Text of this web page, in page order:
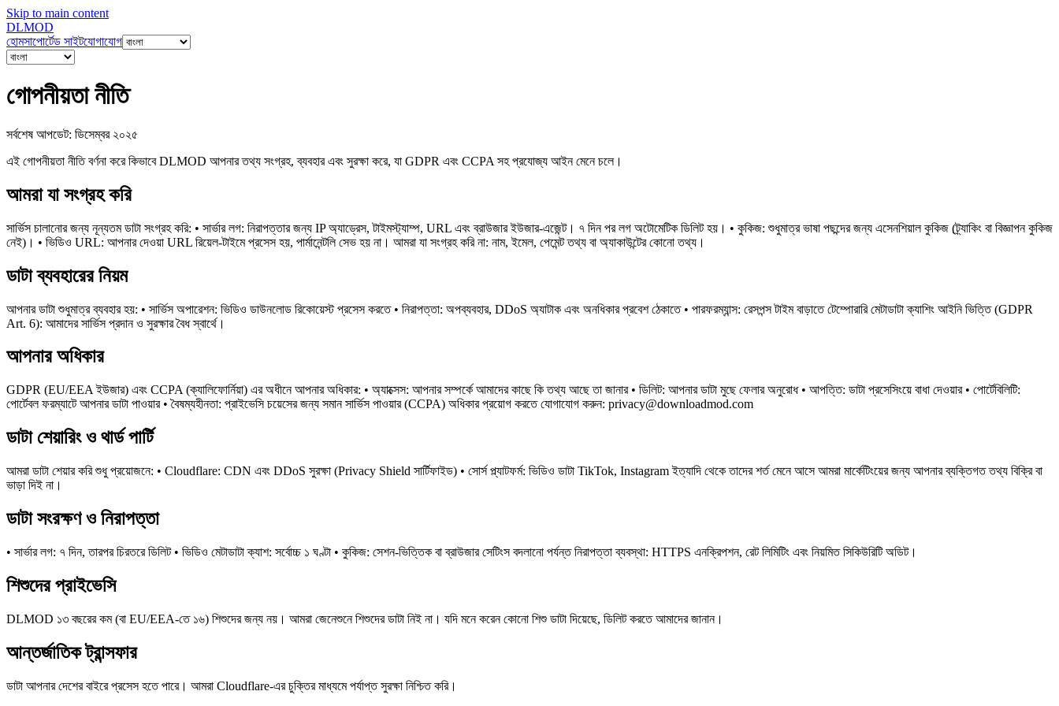
Skip to main content
DLMOD
হোমসাপোর্টেড সাইটযোগাযোগ
গোপনীয়তা নীতি
সর্বশেষ আপডেট: ডিসেম্বর ২০২৫
এই গোপনীয়তা নীতি বর্ণনা করে কিভাবে DLMOD আপনার তথ্য সংগ্রহ, ব্যবহার এবং সুরক্ষা করে, যা GDPR এবং CCPA সহ প্রযোজ্য আইন মেনে চলে।
আমরা যা সংগ্রহ করি
সার্ভিস চালানোর জন্য নূন্যতম ডাটা সংগ্রহ করি: • সার্ভার লগ: নিরাপত্তার জন্য IP অ্যাড্রেস, টাইমস্ট্যাম্প, URL এবং ব্রাউজার ইউজার-এজেন্ট। ৭ দিন পর লগ অটোমেটিক ডিলিট হয়। • কুকিজ: শুধুমাত্র ভাষা পছন্দের জন্য এসেনশিয়াল কুকিজ (ট্র্যাকিং বা বিজ্ঞাপন কুকিজ
নেই)। • ভিডিও URL: আপনার দেওয়া URL রিয়েল-টাইমে প্রসেস হয়, পার্মানেন্টলি সেভ হয় না। আমরা যা সংগ্রহ করি না: নাম, ইমেল, পেমেন্ট তথ্য বা অ্যাকাউন্টের কোনো তথ্য।
ডাটা ব্যবহারের নিয়ম
আপনার ডাটা শুধুমাত্র ব্যবহার হয়: • সার্ভিস অপারেশন: ভিডিও ডাউনলোড রিকোয়েস্ট প্রসেস করতে • নিরাপত্তা: অপব্যবহার, DDoS অ্যাটাক এবং অনধিকার প্রবেশ ঠেকাতে • পারফরম্যান্স: রেসপন্স টাইম বাড়াতে টেম্পোরারি মেটাডাটা ক্যাশিং আইনি ভিত্তি (GDPR
Art. 6): আমাদের সার্ভিস প্রদান ও সুরক্ষার বৈধ স্বার্থে।
আপনার অধিকার
GDPR (EU/EEA ইউজার) এবং CCPA (ক্যালিফোর্নিয়া) এর অধীনে আপনার অধিকার: • অ্যাক্সেস: আপনার সম্পর্কে আমাদের কাছে কি তথ্য আছে তা জানার • ডিলিট: আপনার ডাটা মুছে ফেলার অনুরোধ • আপত্তি: ডাটা প্রসেসিংয়ে বাধা দেওয়ার • পোর্টেবিলিটি:
পোর্টেবল ফরম্যাটে আপনার ডাটা পাওয়ার • বৈষম্যহীনতা: প্রাইভেসি চয়েসের জন্য সমান সার্ভিস পাওয়ার (CCPA) অধিকার প্রয়োগ করতে যোগাযোগ করুন: privacy@downloadmod.com
ডাটা শেয়ারিং ও থার্ড পার্টি
আমরা ডাটা শেয়ার করি শুধু প্রয়োজনে: • Cloudflare: CDN এবং DDoS সুরক্ষা (Privacy Shield সার্টিফাইড) • সোর্স প্ল্যাটফর্ম: ভিডিও ডাটা TikTok, Instagram ইত্যাদি থেকে তাদের শর্ত মেনে আসে আমরা মার্কেটিংয়ের জন্য আপনার ব্যক্তিগত তথ্য বিক্রি বা
ভাড়া দিই না।
ডাটা সংরক্ষণ ও নিরাপত্তা
• সার্ভার লগ: ৭ দিন, তারপর চিরতরে ডিলিট • ভিডিও মেটাডাটা ক্যাশ: সর্বোচ্চ ১ ঘণ্টা • কুকিজ: সেশন-ভিত্তিক বা ব্রাউজার সেটিংস বদলানো পর্যন্ত নিরাপত্তা ব্যবস্থা: HTTPS এনক্রিপশন, রেট লিমিটিং এবং নিয়মিত সিকিউরিটি অডিট।
শিশুদের প্রাইভেসি
DLMOD ১৩ বছরের কম (বা EU/EEA-তে ১৬) শিশুদের জন্য নয়। আমরা জেনেশুনে শিশুদের ডাটা নিই না। যদি মনে করেন কোনো শিশু ডাটা দিয়েছে, ডিলিট করতে আমাদের জানান।
আন্তর্জাতিক ট্রান্সফার
ডাটা আপনার দেশের বাইরে প্রসেস হতে পারে। আমরা Cloudflare-এর চুক্তির মাধ্যমে পর্যাপ্ত সুরক্ষা নিশ্চিত করি।